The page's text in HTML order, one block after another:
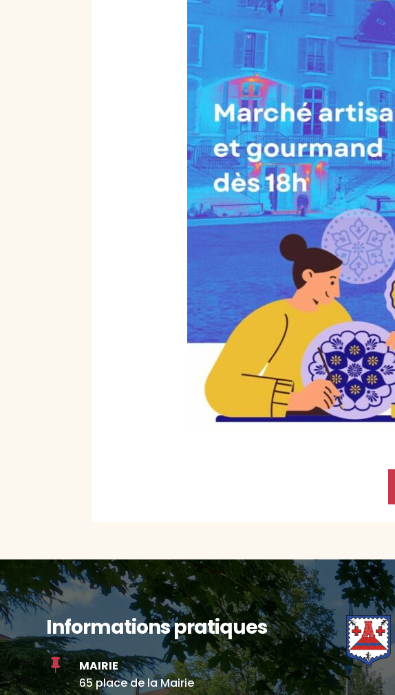
Informations pratiques

MAIRIE
65 place de la Mairie